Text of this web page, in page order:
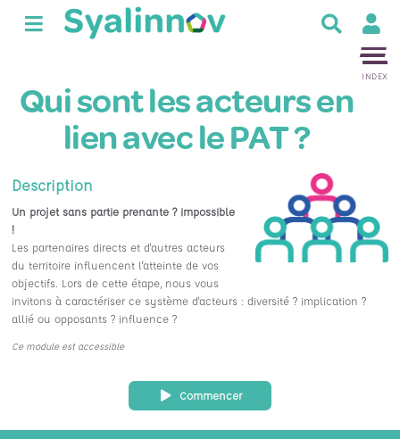
e
r
INDEX
Qui sont les acteurs en
lien avec le PAT ?
Description
Un projet sans partie prenante ? impossible
!
Les partenaires directs et d'autres acteurs
du territoire influencent l'atteinte de vos
objectifs. Lors de cette étape, nous vous
invitons à caractériser ce système d'acteurs : diversité ? implication ?
allié ou opposants ? influence ?
Ce module est accessible
Commencer